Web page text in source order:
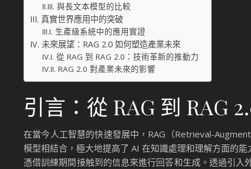
與長文本模型的比較
真實世界應用中的突破
生產級系統中的應用實證
未來展望：RAG 2.0 如何塑造產業未來
從 RAG 到 RAG 2.0：技術革新的推動力
RAG 2.0 對產業未來的影響
引言：從 RAG 到 RAG
在當今人工智慧的快速發展中，RAG（Retrieval-
模型相結合，極大地提高了 AI 在知識處理和理解方面的
憑借訓練期間接触到的信息來進行回答和生成。透過引